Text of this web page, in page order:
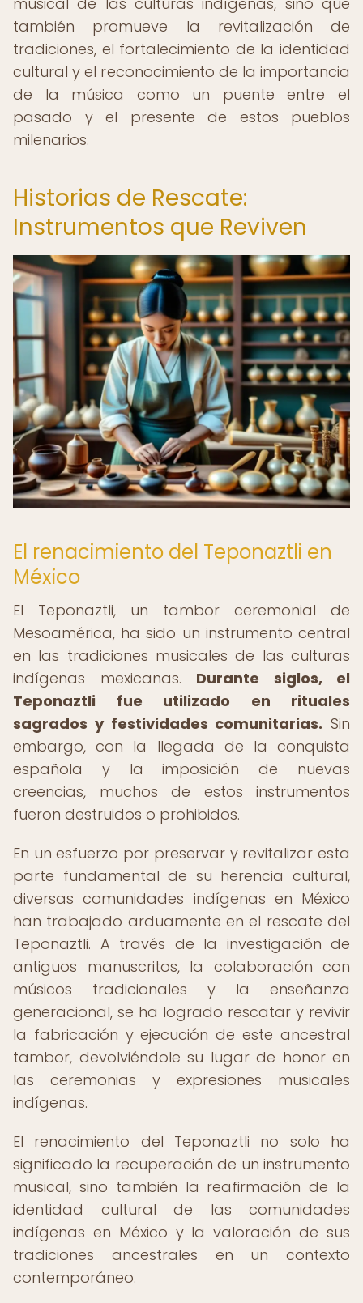
también promueve la revitalización de
tradiciones, el fortalecimiento de la identidad
cultural y el reconocimiento de la importancia
de la música como un puente entre el
pasado y el presente de estos pueblos
milenarios.
Historias de Rescate:
Instrumentos que Reviven
El renacimiento del Teponaztli en
México
El Teponaztli, un tambor ceremonial de
Mesoamérica, ha sido un instrumento central
en las tradiciones musicales de las culturas
indígenas mexicanas. Durante siglos, el
Teponaztli fue utilizado en rituales
sagrados y festividades comunitarias. Sin
embargo, con la llegada de la conquista
española y la imposición de nuevas
creencias, muchos de estos instrumentos
fueron destruidos o prohibidos.
En un esfuerzo por preservar y revitalizar esta
parte fundamental de su herencia cultural,
diversas comunidades indígenas en México
han trabajado arduamente en el rescate del
Teponaztli. A través de la investigación de
antiguos manuscritos, la colaboración con
músicos tradicionales y la enseñanza
generacional, se ha logrado rescatar y revivir
la fabricación y ejecución de este ancestral
tambor, devolviéndole su lugar de honor en
las ceremonias y expresiones musicales
indígenas.
El renacimiento del Teponaztli no solo ha
significado la recuperación de un instrumento
musical, sino también la reafirmación de la
identidad cultural de las comunidades
indígenas en México y la valoración de sus
tradiciones ancestrales en un contexto
contemporáneo.